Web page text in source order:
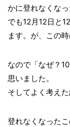
かに登れなくなっ
でも12月12日と
ます。が、この
なので「なぜ？
思いました。
そしてよく考え
登れなくなった